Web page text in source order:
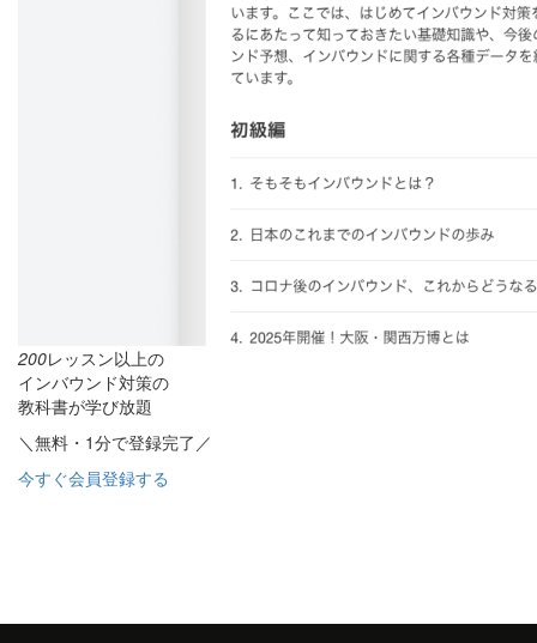
200レッスン以上の
インバウンド対策の
教科書が学び放題
＼無料・1分で登録完了／
今すぐ会員登録する